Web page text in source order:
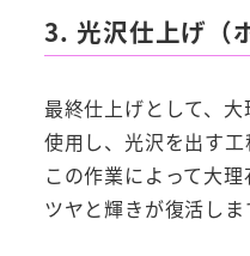
3. 光沢仕上げ（
最終仕上げとして、
使用し、光沢を出す工
この作業によって大理
ツヤと輝きが復活しま